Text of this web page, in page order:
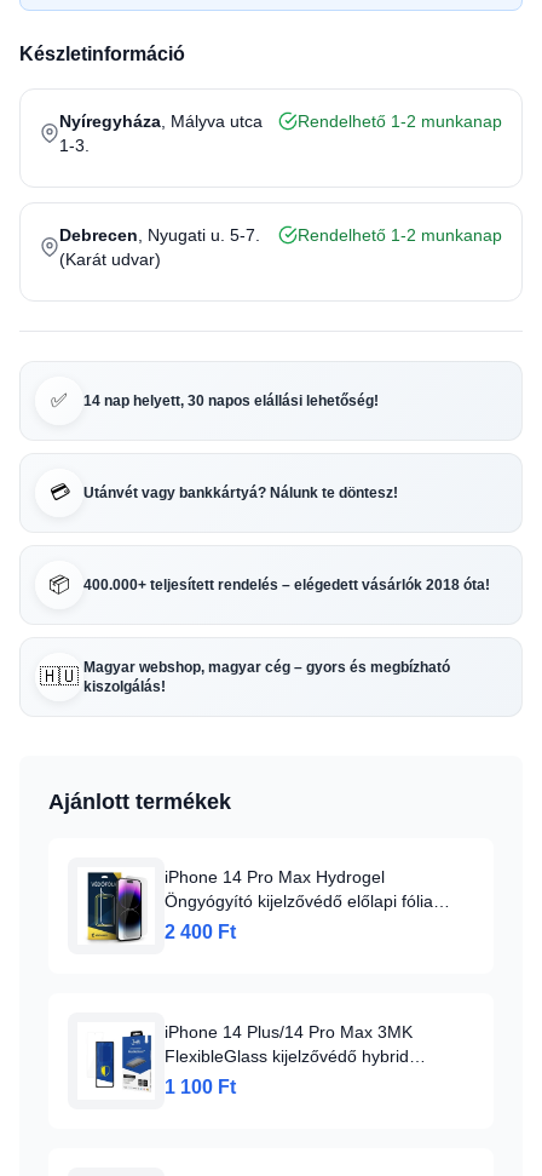
Készletinformáció
Nyíregyháza , Mályva utca
1-3.
Rendelhető 1-2 munkanap
Debrecen , Nyugati u. 5-7.
(Karát udvar)
Rendelhető 1-2 munkanap
✅ 14 nap helyett, 30 napos elállási lehetőség!
💳 Utánvét vagy bankkártyá? Nálunk te döntesz!
📦 400.000+ teljesített rendelés – elégedett vásárlók 2018 óta!
🇭🇺 Magyar webshop, magyar cég – gyors és megbízható
kiszolgálás!
Ajánlott termékek
iPhone 14 Pro Max Hydrogel
Öngyógyító kijelzővédő előlapi fólia
Alphajack
2 400 Ft
iPhone 14 Plus/14 Pro Max 3MK
FlexibleGlass kijelzővédő hybrid
üvegfólia
1 100 Ft